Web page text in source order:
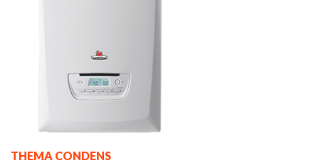
THEMA CONDENS